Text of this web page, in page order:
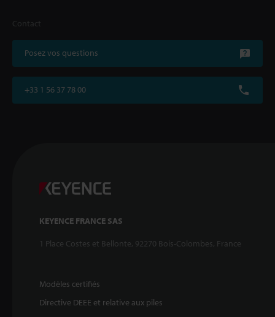
Contact
Posez vos questions
+33 1 56 37 78 00
KEYENCE FRANCE SAS
1 Place Costes et Bellonte, 92270 Bois-Colombes, France
Modèles certifiés
Directive DEEE et relative aux piles